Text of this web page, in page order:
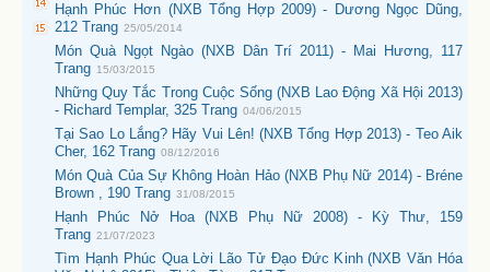
Hạnh Phúc Hơn (NXB Tổng Hợp 2009) - Dương Ngọc Dũng,
212 Trang 25/05/2014
Món Quà Ngọt Ngào (NXB Dân Trí 2011) - Mai Hương, 117
Trang 15/03/2015
Những Quy Tắc Trong Cuộc Sống (NXB Lao Động Xã Hội 2013)
- Richard Templar, 325 Trang 04/06/2015
Tại Sao Lo Lắng? Hãy Vui Lên! (NXB Tổng Hợp 2013) - Teo Aik
Cher, 162 Trang 08/12/2016
Món Quà Của Sự Không Hoàn Hảo (NXB Phụ Nữ 2014) - Bréne
Brown , 190 Trang 31/08/2015
Hạnh Phúc Nở Hoa (NXB Phụ Nữ 2008) - Kỳ Thư, 159
Trang 21/07/2023
Tìm Hạnh Phúc Qua Lời Lão Tử Đạo Đức Kinh (NXB Văn Hóa